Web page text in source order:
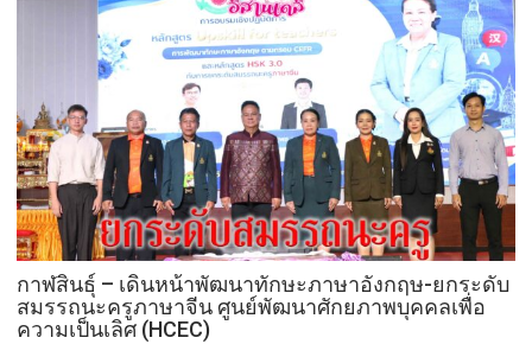
กาฬสินธุ์ – เดินหน้าพัฒนาทักษะภาษาอังกฤษ-ยกระดับ
สมรรถนะครูภาษาจีน ศูนย์พัฒนาศักยภาพบุคคลเพื่อ
ความเป็นเลิศ (HCEC)